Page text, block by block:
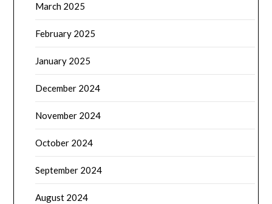
March 2025
February 2025
January 2025
December 2024
November 2024
October 2024
September 2024
August 2024